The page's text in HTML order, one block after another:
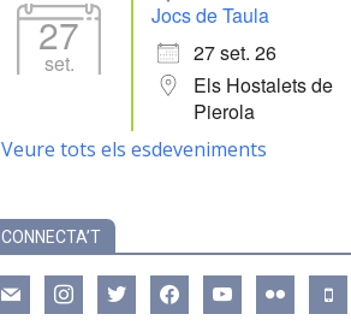
27
set.
Jocs de Taula
27 set. 26
Els Hostalets de
Pierola
Veure tots els esdeveniments
CONNECTA’T
mail instagramtwitter facebookyoutube flickr mobile